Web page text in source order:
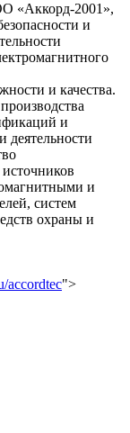
«Аккорд-2001»,
и
и качества.
и
деятельности
и
систем
охраны и
accordtec">